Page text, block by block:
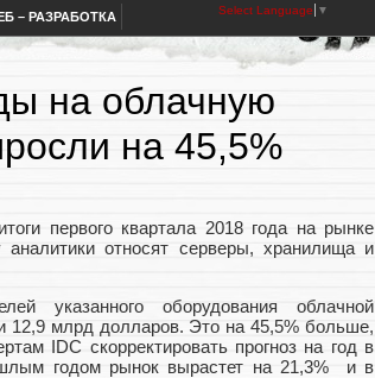
– РАЗРАБОТКА Select Language ▼
на облачную
на 45,5%
первого квартала 2018 года на рынке
аналитики относят серверы, хранилища и
указанного оборудования облачной
12,9 млрд долларов. Это на 45,5% больше,
IDC скорректировать прогноз на год в
годом рынок вырастет на 21,3% и в